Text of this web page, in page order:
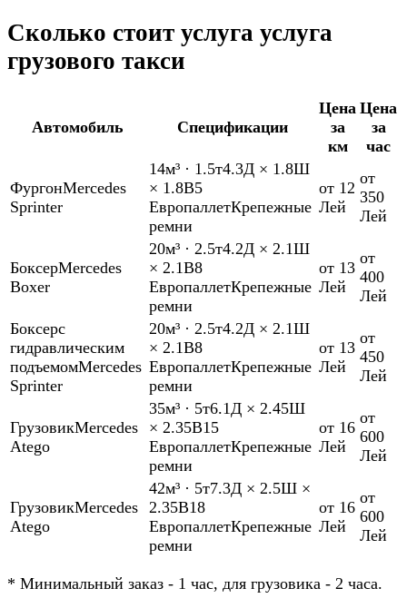
Сколько стоит услуга услуга
грузового такси
Автомобиль Спецификации
Цена
за
км
Цена
за
час
ФургонMercedes
Sprinter
14м³ · 1.5т4.3Д × 1.8Ш
× 1.8В5
ЕвропаллетКрепежные
ремни
от 12
Лей
от
350
Лей
БоксерMercedes
Boxer
20м³ · 2.5т4.2Д × 2.1Ш
× 2.1В8
ЕвропаллетКрепежные
ремни
от 13
Лей
от
400
Лей
Боксерс
гидравлическим
подъемомMercedes
Sprinter
20м³ · 2.5т4.2Д × 2.1Ш
× 2.1В8
ЕвропаллетКрепежные
ремни
от 13
Лей
от
450
Лей
ГрузовикMercedes
Atego
35м³ · 5т6.1Д × 2.45Ш
× 2.35В15
ЕвропаллетКрепежные
ремни
от 16
Лей
от
600
Лей
ГрузовикMercedes
Atego
42м³ · 5т7.3Д × 2.5Ш ×
2.35В18
ЕвропаллетКрепежные
ремни
от 16
Лей
от
600
Лей
* Минимальный заказ - 1 час, для грузовика - 2 часа.